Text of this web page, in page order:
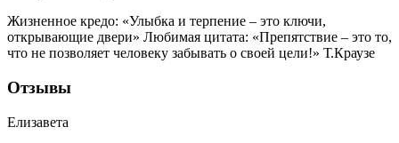
Жизненное кредо: «Улыбка и терпение – это ключи,
открывающие двери» Любимая цитата: «Препятствие – это то,
что не позволяет человеку забывать о своей цели!» Т.Краузе
Отзывы
Елизавета